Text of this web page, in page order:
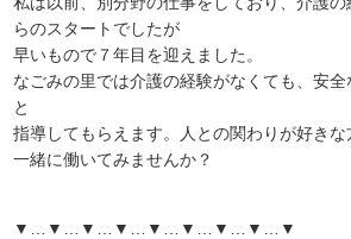
らのスタートでしたが
早いもので７年目を迎えました。
なごみの里では介護の経験がなくても、安全
と
指導してもらえます。人との関わりが好きな
一緒に働いてみませんか？
▼…▼…▼…▼…▼…▼…▼…▼…▼